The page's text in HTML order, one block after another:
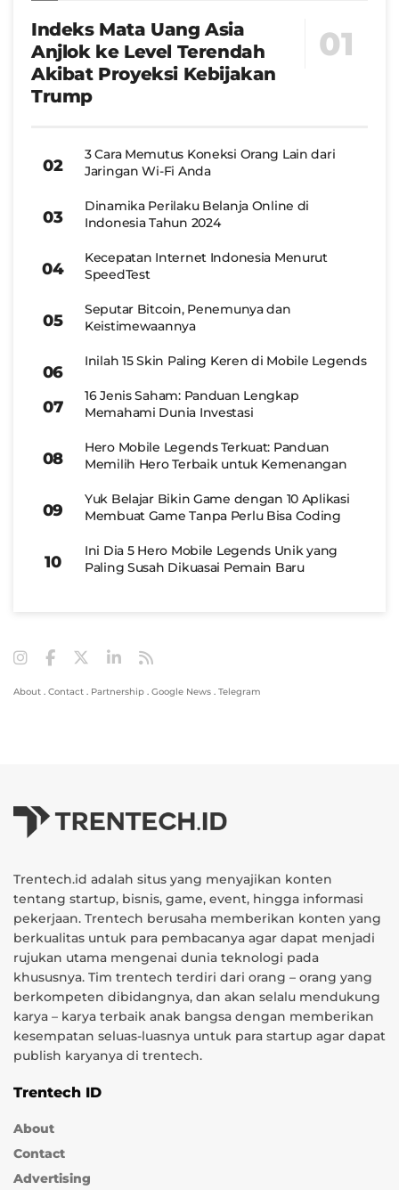
Indeks Mata Uang Asia
Anjlok ke Level Terendah
Akibat Proyeksi Kebijakan
Trump
3 Cara Memutus Koneksi Orang Lain dari
Jaringan Wi-Fi Anda
Dinamika Perilaku Belanja Online di
Indonesia Tahun 2024
Kecepatan Internet Indonesia Menurut
SpeedTest
Seputar Bitcoin, Penemunya dan
Keistimewaannya
Inilah 15 Skin Paling Keren di Mobile Legends
16 Jenis Saham: Panduan Lengkap
Memahami Dunia Investasi
Hero Mobile Legends Terkuat: Panduan
Memilih Hero Terbaik untuk Kemenangan
Yuk Belajar Bikin Game dengan 10 Aplikasi
Membuat Game Tanpa Perlu Bisa Coding
Ini Dia 5 Hero Mobile Legends Unik yang
Paling Susah Dikuasai Pemain Baru
About . Contact . Partnership . Google News . Telegram
Trentech.id adalah situs yang menyajikan konten
tentang startup, bisnis, game, event, hingga informasi
pekerjaan. Trentech berusaha memberikan konten yang
berkualitas untuk para pembacanya agar dapat menjadi
rujukan utama mengenai dunia teknologi pada
khususnya. Tim trentech terdiri dari orang – orang yang
berkompeten dibidangnya, dan akan selalu mendukung
karya – karya terbaik anak bangsa dengan memberikan
kesempatan seluas-luasnya untuk para startup agar dapat
publish karyanya di trentech.
Trentech ID
About
Contact
Advertising